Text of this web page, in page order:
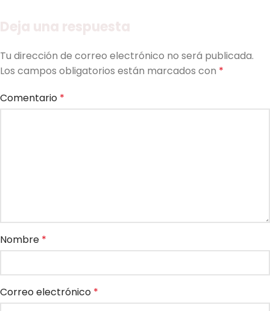
Tu dirección de correo electrónico no será publicada.
Los campos obligatorios están marcados con *
Comentario *
Nombre *
Correo electrónico *